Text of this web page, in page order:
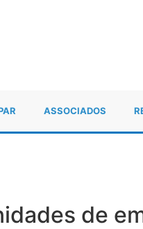
ASSOCIADOS
de